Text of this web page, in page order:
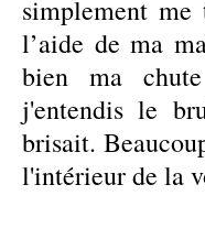
simplement
l’aide de ma
bien ma
j'entendis le
brisait.
l'intérieur de la